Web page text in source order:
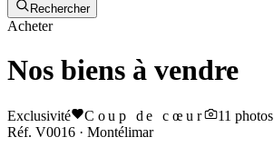
Rechercher
Acheter
Nos biens à vendre
Exclusivité Coup de cœur 11 photos
Réf. V0016 · Montélimar